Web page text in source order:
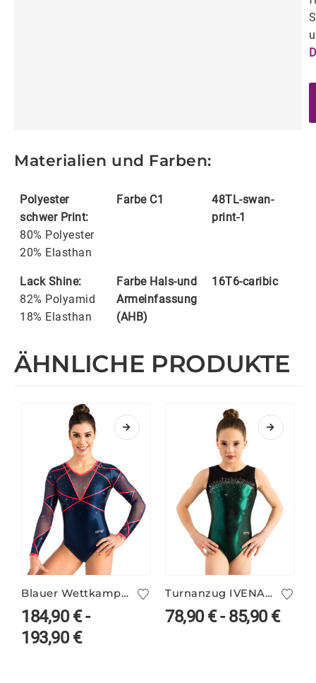
Materialien und Farben:
Polyester
schwer Print:
80% Polyester
20% Elasthan
Farbe C1
48TL-swan-
print-1
Lack Shine:
82% Polyamid
18% Elasthan
Farbe Hals-und
Armeinfassung
(AHB)
16T6-caribic
ÄHNLICHE PRODUKTE
Blauer Wettkampfanzug VALERIE/2 mit Neon
184,90€-
193,90€
Turnanzug IVENA/2 in deinen Farben
78,90€-85,90€